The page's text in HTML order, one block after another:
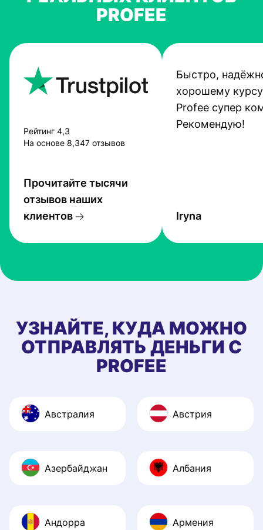
PROFEE
Рейтинг 4,3
На основе 8,347 отзывов
Прочитайте тысячи
отзывов наших
клиентов
Быстро,
хорошему
Profee супер
Рекомендую!
Iryna
УЗНАЙТЕ, КУДА МОЖНО
ОТПРАВЛЯТЬ ДЕНЬГИ С
PROFEE
Австралия Австрия
Азербайджан Албания
Андорра Армения